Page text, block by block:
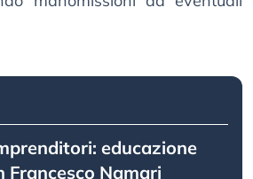
educazione
Francesco Namari